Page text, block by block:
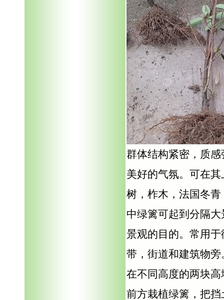
群体结构紧密，质
美好的气氛。可在
树，柞木，法国冬
中绿篱可起到分隔
景观的目的。常用
带，街道和建筑物
在不同高度的两块
前方栽植绿篱，把